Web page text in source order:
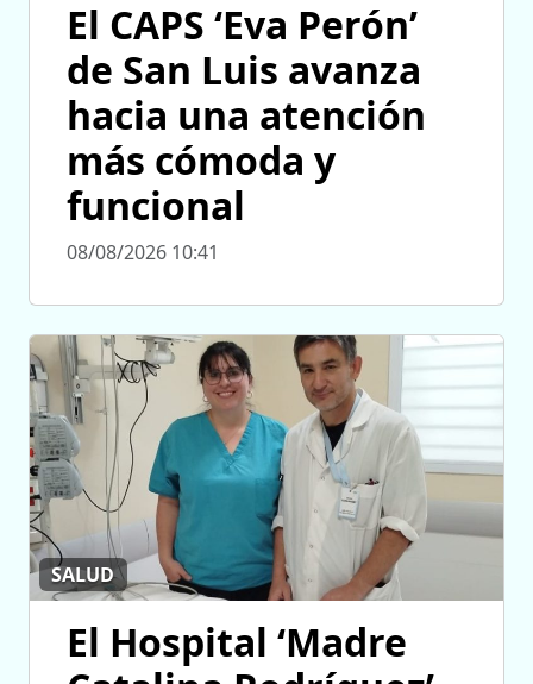
El CAPS ‘Eva Perón’
de San Luis avanza
hacia una atención
más cómoda y
funcional
08/08/2026 10:41
SALUD
El Hospital ‘Madre